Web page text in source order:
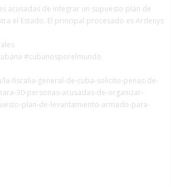
acusadas de integrar un supuesto plan de
el Estado. El principal procesado es Ardenys
#cubanosporelmundo
fiscalia-general-de-cuba-solicito-penas-de-
30-personas-acusadas-de-organizar-
plan-de-levantamiento-armado-para-